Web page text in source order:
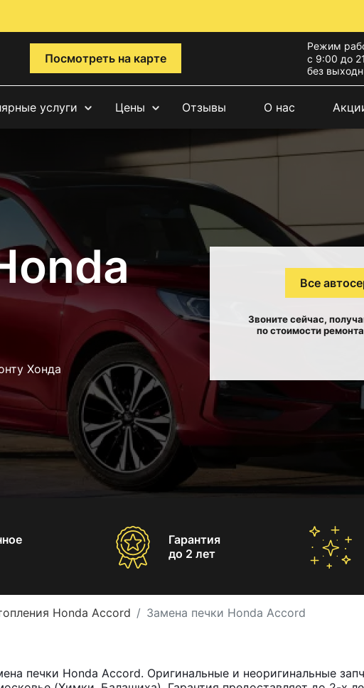
Посмотреть на карте
Режим
с 9:00 до
без
услуги Цены Отзывы О нас
Хонда
Все
Звоните сейчас,
по стоимости
Гарантия
до 2 лет
Honda Accord Замена печки Honda Accord
печки Honda Accord. Оригинальные и неоригинальные